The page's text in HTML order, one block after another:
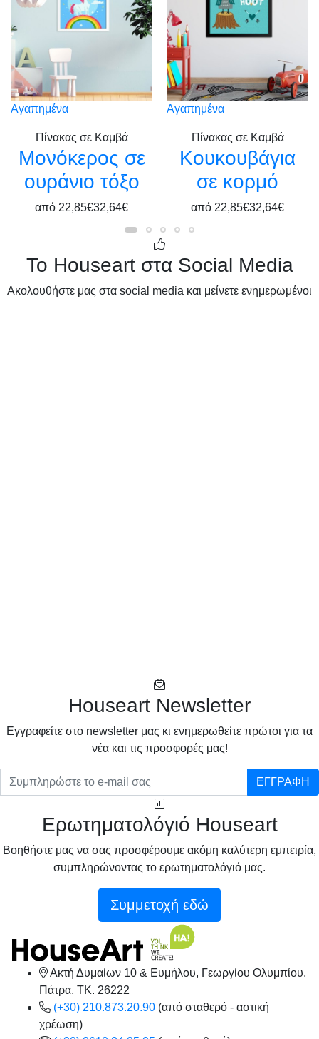
Αγαπημένα
Πίνακας σε Καμβά
Μονόκερος σε
ουράνιο τόξο
από 22,85€32,64€
Αγαπημένα
Πίνακας σε Καμβά
Κουκουβάγια
σε κορμό
από 22,85€32,64€
Το Houseart στα Social Media
Ακολουθήστε μας στα social media και μείνετε ενημερωμένοι
Houseart Newsletter
Eγγραφείτε στο newsletter μας κι ενημερωθείτε πρώτοι για τα
νέα και τις προσφορές μας!
ΕΓΓΡΑΦΗ
Ερωτηματολόγιό Houseart
Βοηθήστε μας να σας προσφέρουμε ακόμη καλύτερη εμπειρία,
συμπληρώνοντας το ερωτηματολόγιό μας.
Συμμετοχή εδώ
Ακτή Δυμαίων 10 & Ευμήλου, Γεωργίου Ολυμπίου,
Πάτρα, TK. 26222
(+30) 210.873.20.90 (από σταθερό - αστική
χρέωση)